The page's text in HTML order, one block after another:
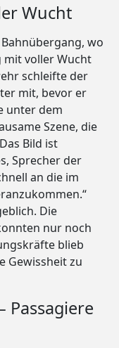
Wucht
wo
mit voller Wucht
schleifte der
mit, bevor er
unter dem
Szene, die
Bild ist
Sprecher der
an die im
Die
nur noch
blieb
Gewissheit zu
Passagiere